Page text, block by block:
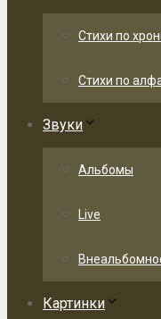
Стихи по
Стихи по
Звуки
Альбомы
Live
Картинки